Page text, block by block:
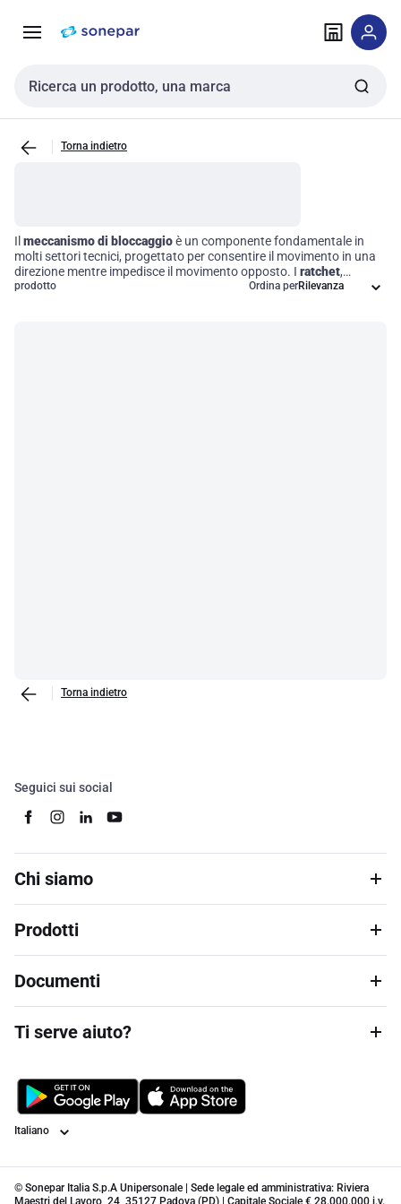
navigazione alla
Cerca input
Torna indietro
Il meccanismo di bloccaggioè un componente fondamentale in
molti settori tecnici, progettato per consentire il movimento in una
direzione mentre impedisce il movimento opposto. I ratchet,
comunemente utilizzati in utensili e macchinari, sono essenziali per
prodotto Ordina per
Torna indietro
Seguici sui social
Chi siamo
Prodotti
Documenti
Ti serve aiuto?
Lingua
© Sonepar Italia S.p.A Unipersonale | Sede legale ed amministrativa: Riviera
Maestri del Lavoro, 24, 35127 Padova (PD) | Capitale Sociale € 28.000.000 i.v.